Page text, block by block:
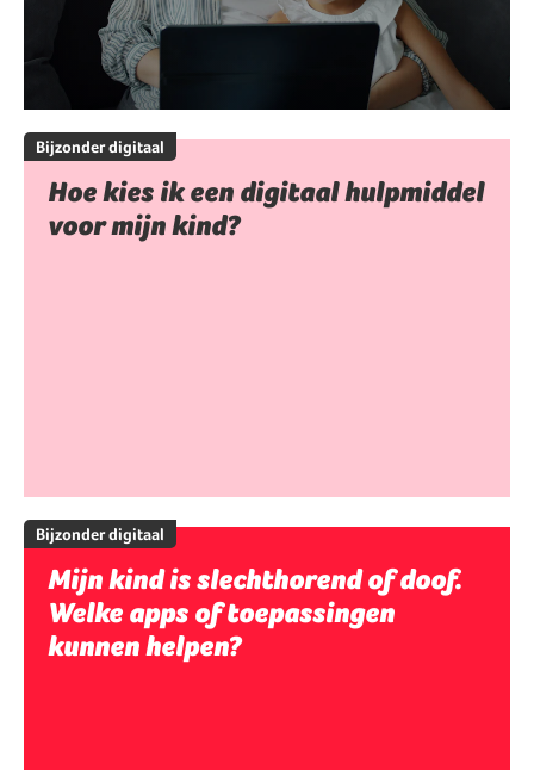
Bijzonder digitaal
Hoe kies ik een digitaal hulpmiddel
voor mijn kind?
Bijzonder digitaal
Mijn kind is slechthorend of doof.
Welke apps of toepassingen
kunnen helpen?